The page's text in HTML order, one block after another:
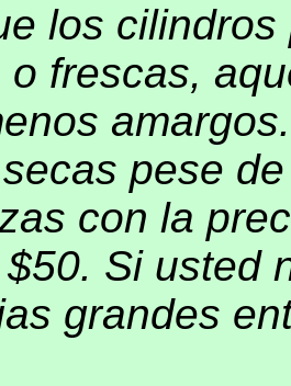
los
o frescas,
pese
con la
Si usted
grandes